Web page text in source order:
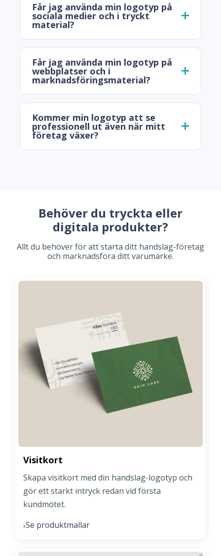
Får jag använda min logotyp på
sociala medier och i tryckt
material?
Får jag använda min logotyp på
webbplatser och i
marknadsföringsmaterial?
Kommer min logotyp att se
professionell ut även när mitt
företag växer?
Behöver du tryckta eller
digitala produkter?
Allt du behöver för att starta ditt handslag-företag
och marknadsföra ditt varumärke.
Visitkort
Skapa visitkort med din handslag-logotyp och
gör ett starkt intryck redan vid första
kundmötet.
›Se produktmallar